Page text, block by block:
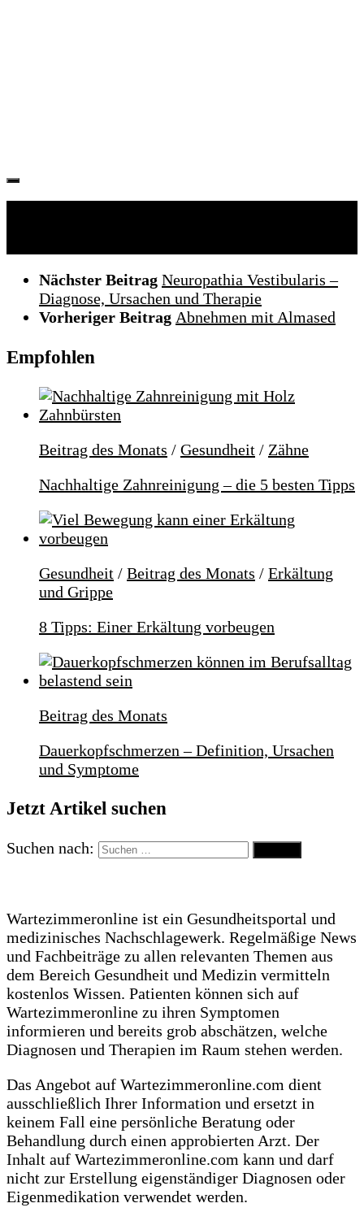
Nächster Beitrag Neuropathia Vestibularis –
Diagnose, Ursachen und Therapie
Vorheriger Beitrag Abnehmen mit Almased
Empfohlen
Beitrag des Monats / Gesundheit / Zähne
Nachhaltige Zahnreinigung – die 5 besten Tipps
Gesundheit / Beitrag des Monats / Erkältung
und Grippe
8 Tipps: Einer Erkältung vorbeugen
Beitrag des Monats
Dauerkopfschmerzen – Definition, Ursachen
und Symptome
Jetzt Artikel suchen
Suchen nach:
Wartezimmeronline ist ein Gesundheitsportal und
medizinisches Nachschlagewerk. Regelmäßige News
und Fachbeiträge zu allen relevanten Themen aus
dem Bereich Gesundheit und Medizin vermitteln
kostenlos Wissen. Patienten können sich auf
Wartezimmeronline zu ihren Symptomen
informieren und bereits grob abschätzen, welche
Diagnosen und Therapien im Raum stehen werden.
Das Angebot auf Wartezimmeronline.com dient
ausschließlich Ihrer Information und ersetzt in
keinem Fall eine persönliche Beratung oder
Behandlung durch einen approbierten Arzt. Der
Inhalt auf Wartezimmeronline.com kann und darf
nicht zur Erstellung eigenständiger Diagnosen oder
Eigenmedikation verwendet werden.